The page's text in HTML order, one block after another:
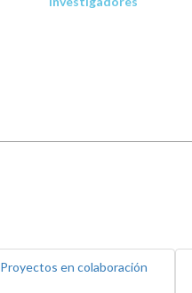
Proyectos en colaboración